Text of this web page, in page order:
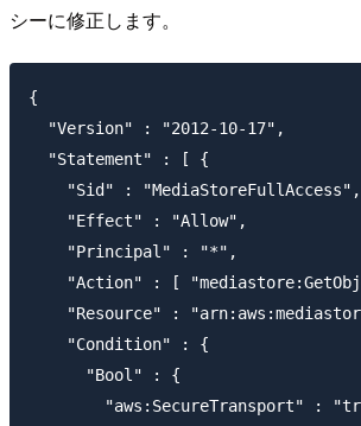
シーに修正します。
{
  "Version" : "2012-10-17",
  "Statement" : [ {
    "Sid" : "MediaStoreFullAccess",
    "Effect" : "Allow",
    "Principal" : "*",
"Action" : [
"Resource" :
    "Condition" : {
      "Bool" : {
"aws:SecureTransport" :